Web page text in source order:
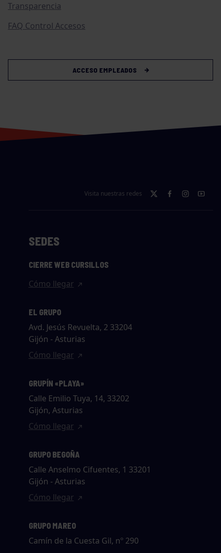
Transparencia
FAQ Control Accesos
ACCESO EMPLEADOS
Visita nuestras redes
SEDES
CIERRE WEB CURSILLOS
Cómo llegar
EL GRUPO
Avd. Jesús Revuelta, 2 33204
Gijón - Asturias
Cómo llegar
GRUPÍN «PLAYA»
Calle Emilio Tuya, 14, 33202
Gijón, Asturias
Cómo llegar
GRUPO BEGOÑA
Calle Anselmo Cifuentes, 1 33201
Gijón - Asturias
Cómo llegar
GRUPO MAREO
Camín de la Cuesta Gil, nº 290